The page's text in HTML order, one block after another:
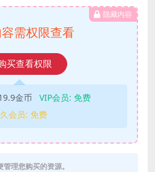
隐藏内容
需权限查看
买查看权限
金币 VIP会员: 免费
会员: 免费
理您购买的资源。